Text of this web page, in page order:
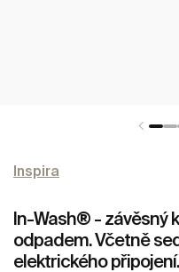
Inspira
In-Wash® - závěsný
odpadem. Včetně
elektrického připojení.